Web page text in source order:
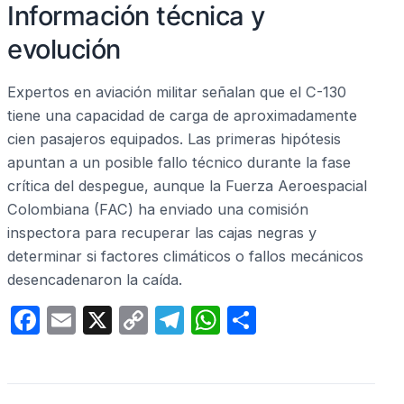
Información técnica y
evolución
Expertos en aviación militar señalan que el C-130
tiene una capacidad de carga de aproximadamente
cien pasajeros equipados. Las primeras hipótesis
apuntan a un posible fallo técnico durante la fase
crítica del despegue, aunque la Fuerza Aeroespacial
Colombiana (FAC) ha enviado una comisión
inspectora para recuperar las cajas negras y
determinar si factores climáticos o fallos mecánicos
desencadenaron la caída.
F
c
E
ail
X
C
p
T
e
W
at m